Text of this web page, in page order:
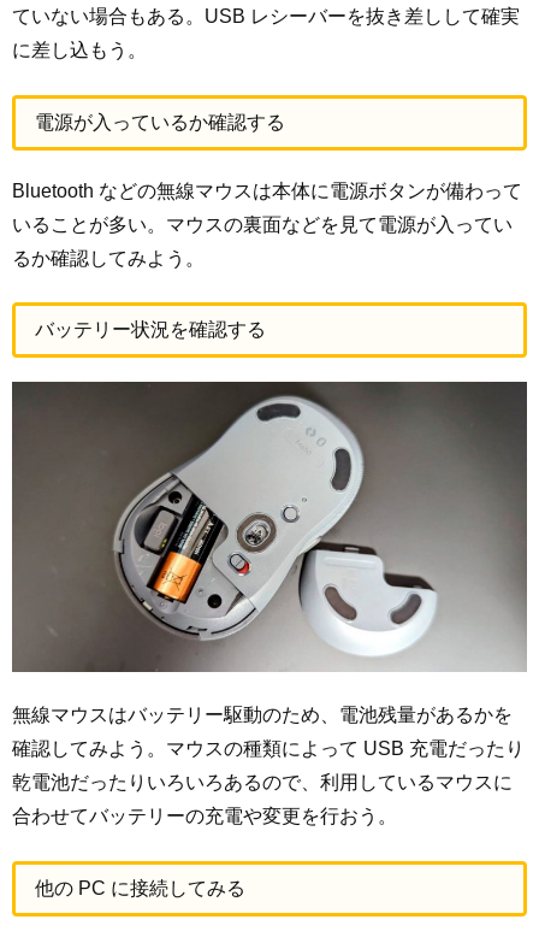
ていない場合もある。USB レシーバーを抜き差しして確実
に差し込もう。
電源が入っているか確認する
Bluetooth などの無線マウスは本体に電源ボタンが備わって
いることが多い。マウスの裏面などを見て電源が入ってい
るか確認してみよう。
バッテリー状況を確認する
無線マウスはバッテリー駆動のため、電池残量があるかを
確認してみよう。マウスの種類によって USB 充電だったり
乾電池だったりいろいろあるので、利用しているマウスに
合わせてバッテリーの充電や変更を行おう。
他の PC に接続してみる